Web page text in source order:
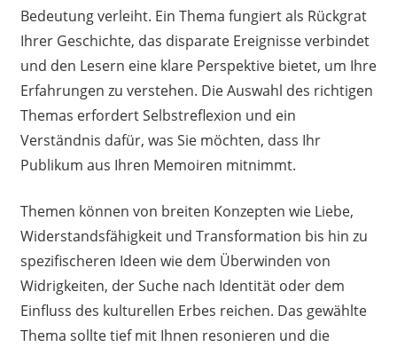
Bedeutung verleiht. Ein Thema fungiert als Rückgrat
Ihrer Geschichte, das disparate Ereignisse verbindet
und den Lesern eine klare Perspektive bietet, um Ihre
Erfahrungen zu verstehen. Die Auswahl des richtigen
Themas erfordert Selbstreflexion und ein
Verständnis dafür, was Sie möchten, dass Ihr
Publikum aus Ihren Memoiren mitnimmt.
Themen können von breiten Konzepten wie Liebe,
Widerstandsfähigkeit und Transformation bis hin zu
spezifischeren Ideen wie dem Überwinden von
Widrigkeiten, der Suche nach Identität oder dem
Einfluss des kulturellen Erbes reichen. Das gewählte
Thema sollte tief mit Ihnen resonieren und die